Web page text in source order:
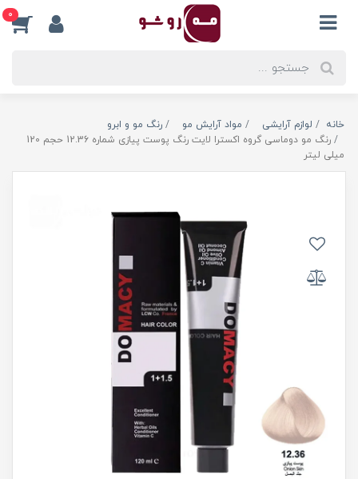
0
خانه لوازم آرایشی مواد آرایش مو
رنگ مو و ابرو
رنگ مو دوماسی گروه اکسترا لایت رنگ پوست پیازی شماره 12.36 حجم 120
میلی لیتر